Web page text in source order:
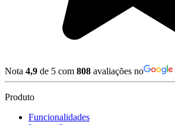
Nota 4,9 de 5 com 808 avaliações no
Produto
Funcionalidades